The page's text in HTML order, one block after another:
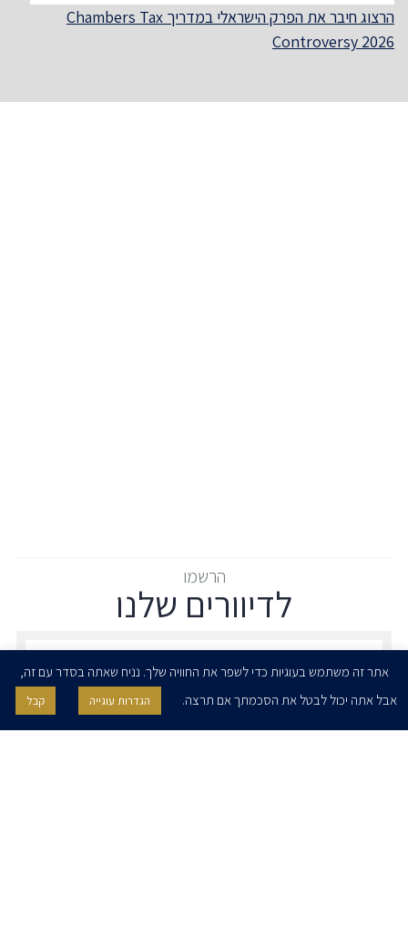
הרצוג חיבר את הפרק הישראלי במדריך Chambers Tax
Controversy 2026
הרשמו
לדיוורים שלנו
אני מאשר/ת בזאת להרצוג, פוקס, נאמן ושות' לשלוח לי ניוזלטרים,
הודעות והזמנות לאירועים וכנסים. אני רשאי/ת לחזור בי מהסכמתי לעיל בכל
אתר זה משתמש בעוגיות כדי לשפר את החוויה שלך. נניח שאתה בסדר עם זה,
אבל אתה יכול לבטל את הסכמתך אם תרצה.
הגדרות עוגייה קבל